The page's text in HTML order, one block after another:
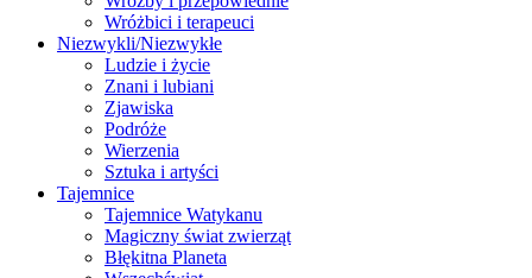
Wróżbici i terapeuci
Niezwykli/Niezwykłe
Ludzie i życie
Znani i lubiani
Zjawiska
Podróże
Wierzenia
Sztuka i artyści
Tajemnice
Tajemnice Watykanu
Magiczny świat zwierząt
Błękitna Planeta